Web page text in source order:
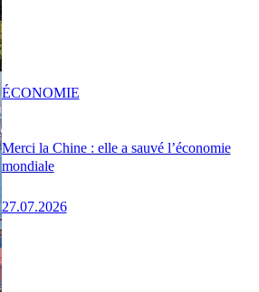
Merci la Chine : elle a sauvé l’économie
mondiale
27.07.2026
ÉCONOMIE